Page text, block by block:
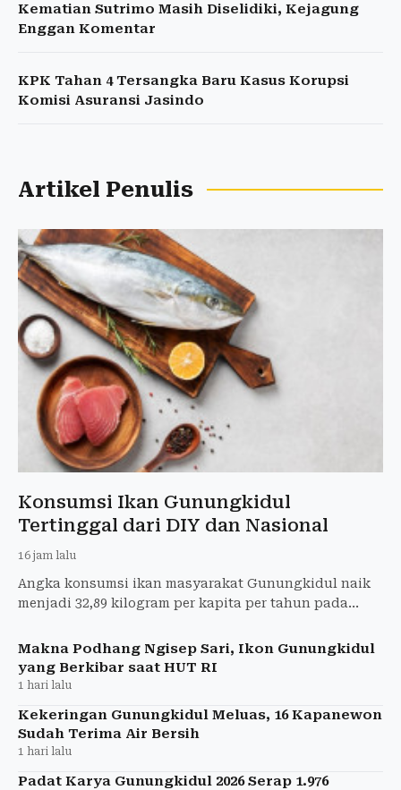
Kematian Sutrimo Masih Diselidiki, Kejagung
Enggan Komentar
KPK Tahan 4 Tersangka Baru Kasus Korupsi
Komisi Asuransi Jasindo
Artikel Penulis
Konsumsi Ikan Gunungkidul
Tertinggal dari DIY dan Nasional
16 jam lalu
Angka konsumsi ikan masyarakat Gunungkidul naik
menjadi 32,89 kilogram per kapita per tahun pada
rata DIY dan n
Makna Podhang Ngisep Sari, Ikon Gunungkidul
yang Berkibar saat HUT RI
1 hari lalu
Kekeringan Gunungkidul Meluas, 16 Kapanewon
Sudah Terima Air Bersih
1 hari lalu
Padat Karya Gunungkidul 2026 Serap 1.976